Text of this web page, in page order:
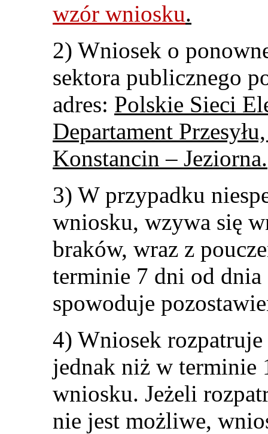
wzór wniosku.
2) Wniosek o
sektora publicznego
adres: Polskie Sieci
Departament
Konstancin – Jeziorna.
3) W przypadku
wniosku, wzywa się
braków, wraz z
terminie 7 dni od
spowoduje
4) Wniosek
jednak niż w terminie
wniosku. Jeżeli
nie jest możliwe,